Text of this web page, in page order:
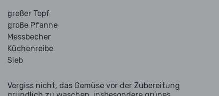
großer Topf
große Pfanne
Messbecher
Küchenreibe
Sieb
Vergiss nicht, das Gemüse vor der Zubereitung